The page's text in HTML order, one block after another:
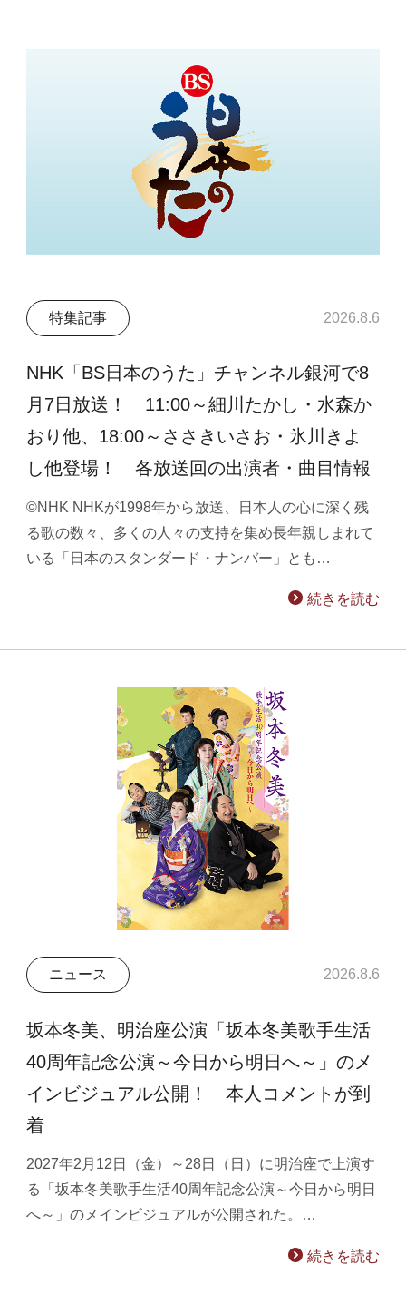
特集記事 2026.8.6
NHK「BS日本のうた」チャンネル銀河で8
月7日放送！ 11:00～細川たかし・水森か
おり他、18:00～ささきいさお・氷川きよ
し他登場！ 各放送回の出演者・曲目情報
©NHK NHKが1998年から放送、日本人の心に深く残
る歌の数々、多くの人々の支持を集め長年親しまれて
いる「日本のスタンダード・ナンバー」とも…
続きを読む
ニュース 2026.8.6
坂本冬美、明治座公演「坂本冬美歌手生活
40周年記念公演～今日から明日へ～」のメ
インビジュアル公開！ 本人コメントが到
着
2027年2月12日（金）～28日（日）に明治座で上演す
る「坂本冬美歌手生活40周年記念公演～今日から明日
へ～」のメインビジュアルが公開された。…
続きを読む